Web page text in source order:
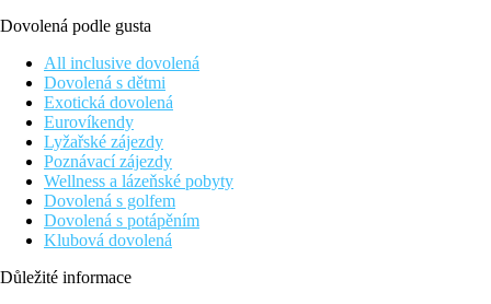
Dovolená podle gusta
All inclusive dovolená
Dovolená s dětmi
Exotická dovolená
Eurovíkendy
Lyžařské zájezdy
Poznávací zájezdy
Wellness a lázeňské pobyty
Dovolená s golfem
Dovolená s potápěním
Klubová dovolená
Důležité informace